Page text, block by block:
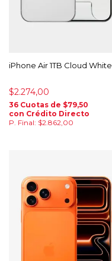
iPhone Air 1TB Cloud White
$2.274,00
36 Cuotas de $79,50
con Crédito Directo
P. Final: $2.862,00